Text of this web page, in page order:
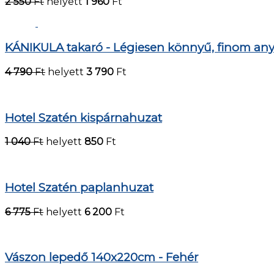
KÁNIKULA takaró - Légiesen könnyű, finom
4 790 Ft helyett 3 790 Ft
Hotel Szatén kispárnahuzat
1 040 Ft helyett 850 Ft
Hotel Szatén paplanhuzat
6 775 Ft helyett 6 200 Ft
Vászon lepedő 140x220cm - Fehér